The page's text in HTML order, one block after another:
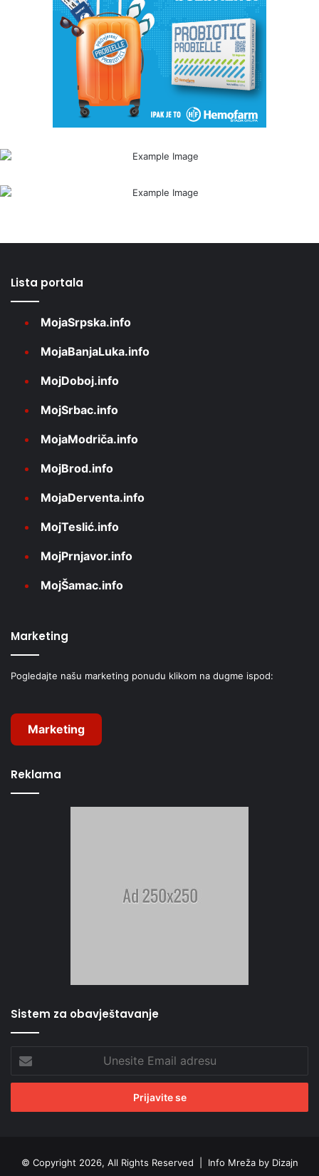
Lista portala
MojaSrpska.info
MojaBanjaLuka.info
MojDoboj.info
MojSrbac.info
MojaModriča.info
MojBrod.info
MojaDerventa.info
MojTeslić.info
MojPrnjavor.info
MojŠamac.info
Marketing
Pogledajte našu marketing ponudu klikom na dugme ispod:
Marketing
Reklama
Sistem za obavještavanje
Email
adresu
© Copyright 2026, All Rights Reserved | Info Mreža by Dizajn